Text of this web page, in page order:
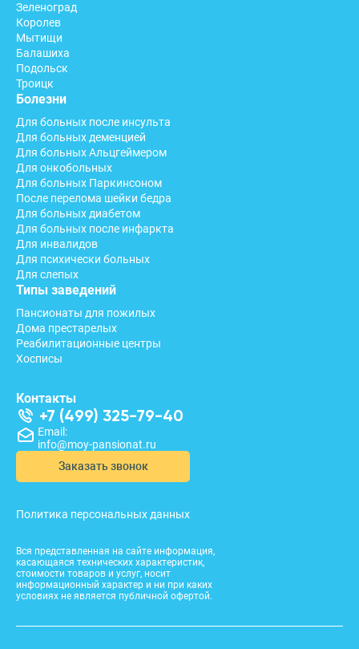
Вся представленная на сайте информация,
касающаяся технических характеристик,
стоимости товаров и услуг, носит
информационный характер и ни при каких
условиях не является публичной офертой.
Зеленоград
Королев
Мытищи
Балашиха
Подольск
Троицк
Болезни
Для больных после инсульта
Для больных деменцией
Для больных Альцгеймером
Для онкобольных
Для больных Паркинсоном
После перелома шейки бедра
Для больных диабетом
Для больных после инфаркта
Для инвалидов
Для психически больных
Для слепых
Типы заведений
Пансионаты для пожилых
Дома престарелых
Реабилитационные центры
Хосписы
Контакты
+7 (499) 325-79-40
Email:
info@moy-pansionat.ru
Заказать звонок
Политика персональных данных